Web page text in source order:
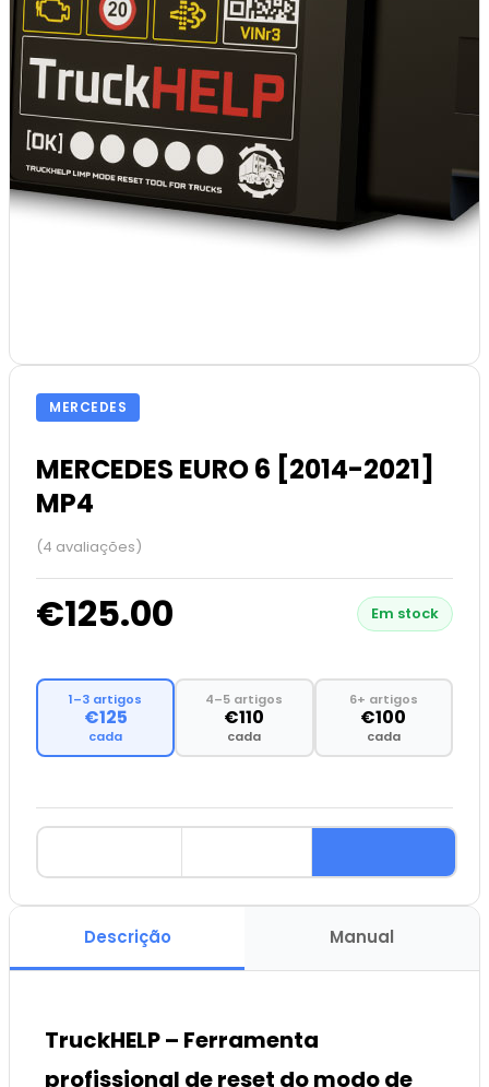
MERCEDES
MERCEDES EURO 6 [2014-2021]
MP4
(4 avaliações)
€125.00 Em stock
1–3 artigos
€125
cada
4–5 artigos
€110
cada
6+ artigos
€100
cada
Descrição Manual
TruckHELP – Ferramenta
profissional de reset do modo de